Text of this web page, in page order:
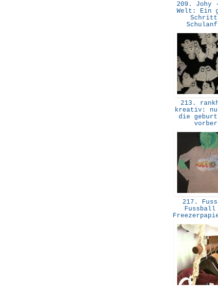
209. Johy
Welt: Ein
213.
kreativ:
die
217.
Fussball